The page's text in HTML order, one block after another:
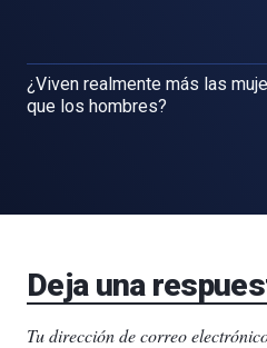
¿Viven realmente más las
que los hombres?
Deja una
Tu dirección de correo